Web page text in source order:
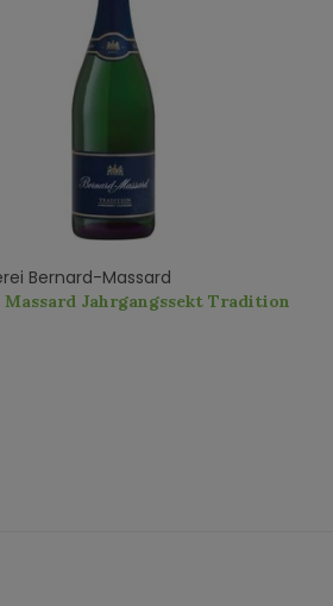
Bernard-Massard
Massard Jahrgangssekt Tradition